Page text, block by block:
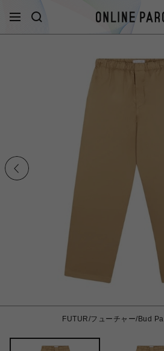
FUTUR/フューチャー/Bud